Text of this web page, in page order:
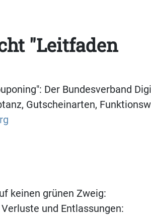
"Leitfaden
Der Bundesverband
Gutscheinarten,
keinen grünen Zweig:
und Entlassungen: